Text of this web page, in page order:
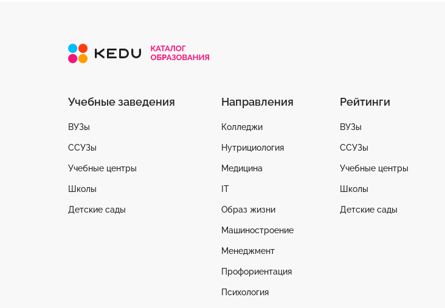
Учебные заведения
ВУЗы
ССУЗы
Учебные центры
Школы
Детские сады
Направления
Колледжи
Нутрициология
Медицина
IT
Образ жизни
Машиностроение
Менеджмент
Профориентация
Психология
Рейтинги
ВУЗы
ССУЗы
Учебные центры
Школы
Детские сады